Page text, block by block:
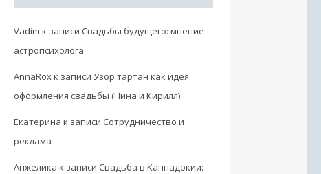
Vadim к записи Свадьбы будущего: мнение
астропсихолога
AnnaRoxк записи Узор тартан как идея
оформления свадьбы (Нина и Кирилл)
Екатерина к записи Сотрудничество и
реклама
Анжелика к записи Свадьба в Каппадокии: